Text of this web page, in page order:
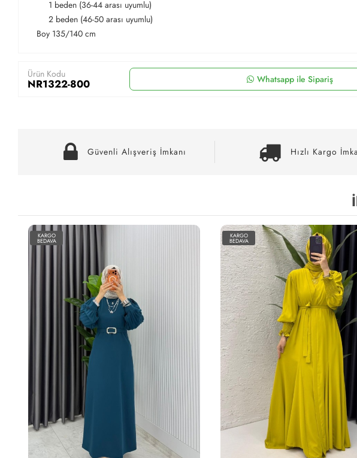
1 beden (36-44 arası uyumlu)
2 beden (46-50 arası uyumlu)
Boy 135/140 cm
Ürün Kodu
NR1322-800 Whatsapp ile Sipariş
Güvenli Alışveriş İmkanı Hızlı Kargo
KARGO
BEDAVA